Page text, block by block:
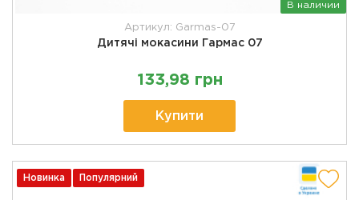
В наличии
Артикул: Garmas-07
Дитячі мокасини Гармас 07
133,98 грн
Купити
Новинка Популярний